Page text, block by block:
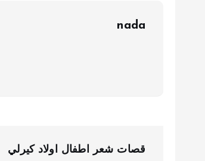
nada
قصات شعر اطفال اولاد كيرلي